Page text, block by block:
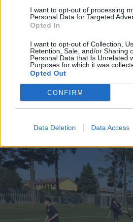
I want to opt-out of processing
Personal Data for Targeted
Opted In
I want to opt-out of Collection,
Retention, Sale, and/or Sharing
Personal Data that Is Unrelated
Purposes for which it was
Opted Out
CONFIRM
Data Deletion Data Access
Temporali e vento,
anche nell’Alto
mattina di sabato 8